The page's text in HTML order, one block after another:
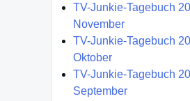
TV-Junkie-Tagebuch
November
TV-Junkie-Tagebuch
Oktober
TV-Junkie-Tagebuch
September